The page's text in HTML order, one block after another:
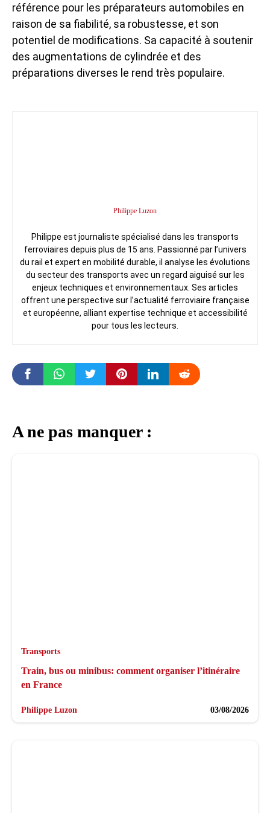
référence pour les préparateurs automobiles en
raison de sa fiabilité, sa robustesse, et son
potentiel de modifications. Sa capacité à soutenir
des augmentations de cylindrée et des
préparations diverses le rend très populaire.
Philippe Luzon
Philippe est journaliste spécialisé dans les transports
ferroviaires depuis plus de 15 ans. Passionné par l’univers
du rail et expert en mobilité durable, il analyse les évolutions
du secteur des transports avec un regard aiguisé sur les
enjeux techniques et environnementaux. Ses articles
offrent une perspective sur l’actualité ferroviaire française
et européenne, alliant expertise technique et accessibilité
pour tous les lecteurs.
A ne pas manquer :
Transports
Train, bus ou minibus: comment organiser l’itinéraire
en France
Philippe Luzon 03/08/2026